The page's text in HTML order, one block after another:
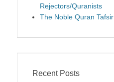
Rejectors/Quranists
The Noble Quran Tafsir
Recent Posts